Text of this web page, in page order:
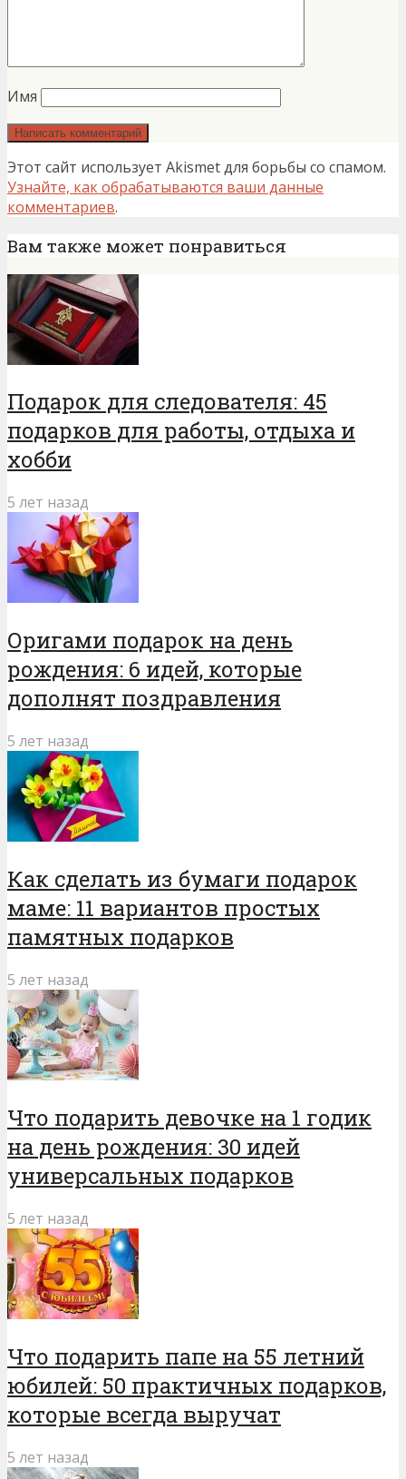
Имя
Этот сайт использует Akismet для борьбы со спамом.
Узнайте, как обрабатываются ваши данные
комментариев.
Вам также может понравиться
Подарок для следователя: 45
подарков для работы, отдыха и
хобби
5 лет назад
Оригами подарок на день
рождения: 6 идей, которые
дополнят поздравления
5 лет назад
Как сделать из бумаги подарок
маме: 11 вариантов простых
памятных подарков
5 лет назад
Что подарить девочке на 1 годик
на день рождения: 30 идей
универсальных подарков
5 лет назад
Что подарить папе на 55 летний
юбилей: 50 практичных подарков,
которые всегда выручат
5 лет назад